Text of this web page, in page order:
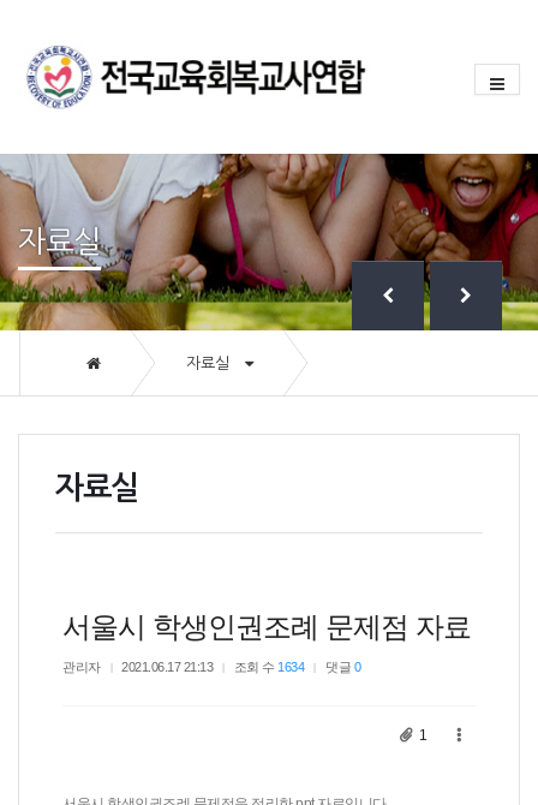
자료실
자료실
자료실
서울시 학생인권조례 문제점 자료
관리자 2021.06.17 21:13 조회 수 1634 댓글 0
1